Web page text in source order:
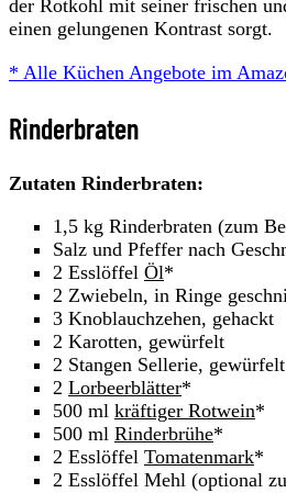
der Rotkohl mit seiner frischen
einen gelungenen Kontrast sorgt.
* Alle Küchen Angebote im
Rinderbraten
Zutaten Rinderbraten:
1,5 kg Rinderbraten (zum
Salz und Pfeffer nach
2 Esslöffel Öl*
2 Zwiebeln, in Ringe
3 Knoblauchzehen, gehackt
2 Karotten, gewürfelt
2 Stangen Sellerie, gewürfelt
2 Lorbeerblätter*
500 ml kräftiger Rotwein*
500 ml Rinderbrühe*
2 Esslöffel Tomatenmark*
2 Esslöffel Mehl (optional